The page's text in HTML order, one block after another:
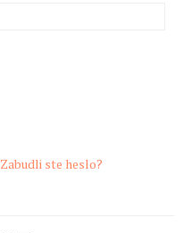
Zabudli ste heslo?